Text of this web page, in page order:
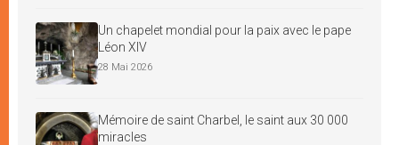
Un chapelet mondial pour la paix avec le pape
Léon XIV
28 Mai 2026
Mémoire de saint Charbel, le saint aux 30 000
miracles